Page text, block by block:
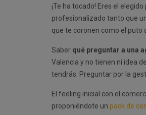
¡Te ha tocado! Eres el
profesionalizado tanto que
que te coronen como el puto
Saber qué preguntar a una
Valencia y no tienen ni idea
tendrás. Preguntar por la
El feeling inicial con el
proponiéndote un pack de